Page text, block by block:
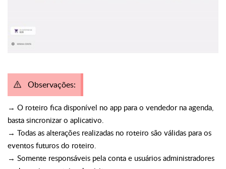
Observações:
→ O roteiro fica disponível no app para o vendedor na agenda,
basta sincronizar o aplicativo.
→ Todas as alterações realizadas no roteiro são válidas para os
eventos futuros do roteiro.
→ Somente responsáveis pela conta e usuários administradores